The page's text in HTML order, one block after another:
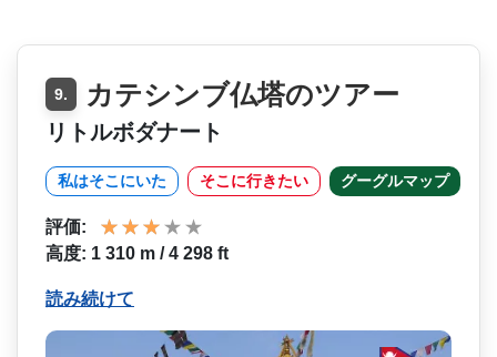
9. カテシンブ仏塔のツアー
リトルボダナート
私はそこにいた そこに行きたい グーグルマップ
評価:
高度: 1 310 m / 4 298 ft
読み続けて